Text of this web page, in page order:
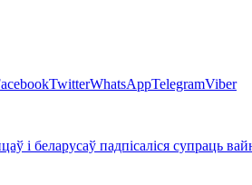
TwitterWhatsAppTelegramViber
і беларусаў падпісаліся супраць